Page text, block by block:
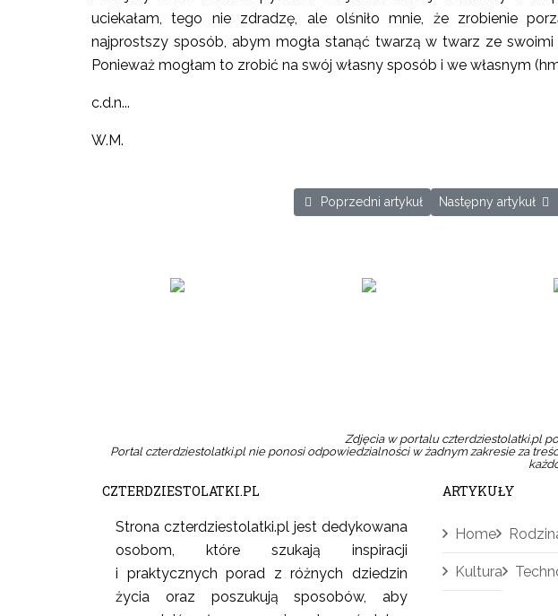
uciekałam, tego nie zdradzę, ale olśniło mnie, że zrobienie
najprostszy sposób, abym mogła stanąć twarzą w twarz ze
Ponieważ mogłam to zrobić na swój własny sposób i we własnym
c.d.n...
W.M.
Poprzedni artykuł: Porządek w domu to
Poprzedni artykuł Następny artykuł:
Następny artykuł
Zdjęcia w portalu czterdziestolatki.pl
Portal czterdziestolatki.pl nie ponosi odpowiedzialności w żadnym zakresie za
CZTERDZIESTOLATKI.PL
Strona czterdziestolatki.pl jest dedykowana
osobom, które szukają inspiracji
i praktycznych porad z różnych dziedzin
życia oraz poszukują sposobów, aby
ARTYKUŁY
Home
Kultura